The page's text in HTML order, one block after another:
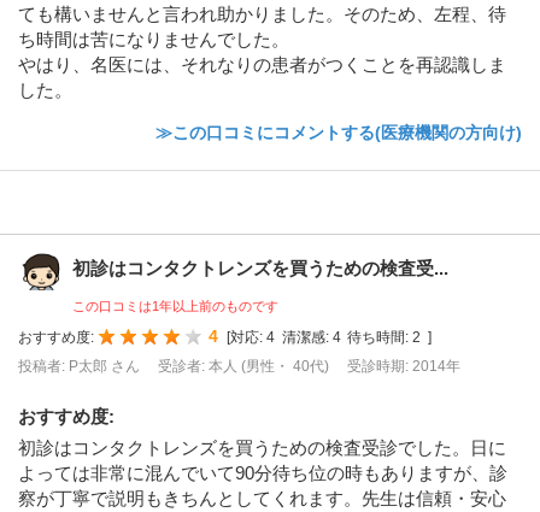
ても構いませんと言われ助かりました。そのため、左程、待
ち時間は苦になりませんでした。
やはり、名医には、それなりの患者がつくことを再認識しま
した。
≫この口コミにコメントする(医療機関の方向け)
初診はコンタクトレンズを買うための検査受...
この口コミは1年以上前のものです
おすすめ度: 4 対応: 4 清潔感: 4 待ち時間: 2
投稿者: P太郎 さん
受診者: 本人 (男性・ 40代) 受診時期: 2014年
おすすめ度:
初診はコンタクトレンズを買うための検査受診でした。日に
よっては非常に混んでいて90分待ち位の時もありますが、診
察が丁寧で説明もきちんとしてくれます。先生は信頼・安心